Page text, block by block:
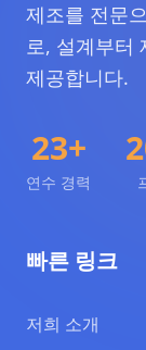
제조를 전문
로, 설계부터
제공합니다.
23+
연수 경력
빠른 링크
저희 소개